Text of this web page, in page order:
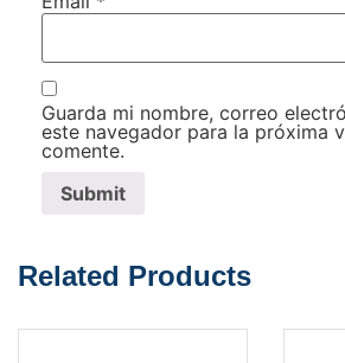
Guarda mi nombre, correo
este navegador para la próxima
comente.
Related Products